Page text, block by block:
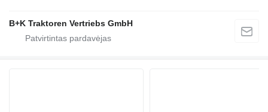
B+K Traktoren Vertriebs GmbH